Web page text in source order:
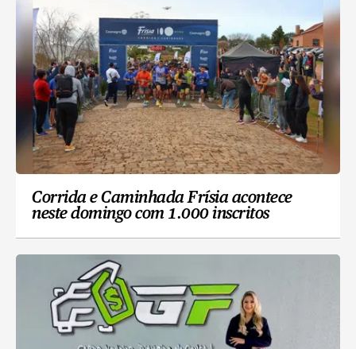
Corrida e Caminhada Frísia acontece
neste domingo com 1.000 inscritos